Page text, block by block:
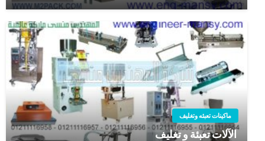
ماكينات تعبئه وتغليف
‏‏ الآلات تعبئة و تغليف